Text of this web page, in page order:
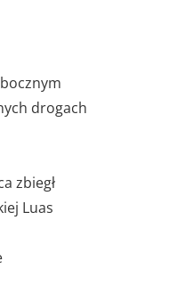
drogach
zbiegł
Luas